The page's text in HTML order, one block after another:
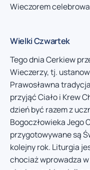
Wieczorem
Wielki Czwartek
Tego dnia Cerkiew
Wieczerzy, tj.
Prawosławna
przyjąć Ciało i Krew
dzień być razem z
Bogoczłowieka Jego
przygotowywane są
kolejny rok. Liturgia
chociaż wprowadza